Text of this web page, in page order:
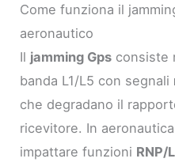
Come funziona il
aeronautico
Il jamming Gps consiste
banda L1/L5 con segnali
che degradano il
ricevitore. In
impattare funzioni RNP/